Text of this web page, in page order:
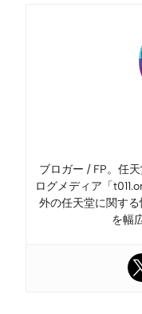
ブロガー / FP。任
ログメディア「
外の任天堂に関す
を幅